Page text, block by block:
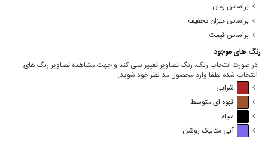
براساس زمان
براساس میزان تخفیف
براساس قیمت
رنگ های موجود
در صورت انتخاب رنگ، رنگ تصاویر تغییر نمی کند و جهت مشاهده تصاویر رنگ های
انتخاب شده لطفا وارد محصول مد نظر خود شوید.
شرابی
قهوه ای متوسط
سیاه
آبی متالیک روشن